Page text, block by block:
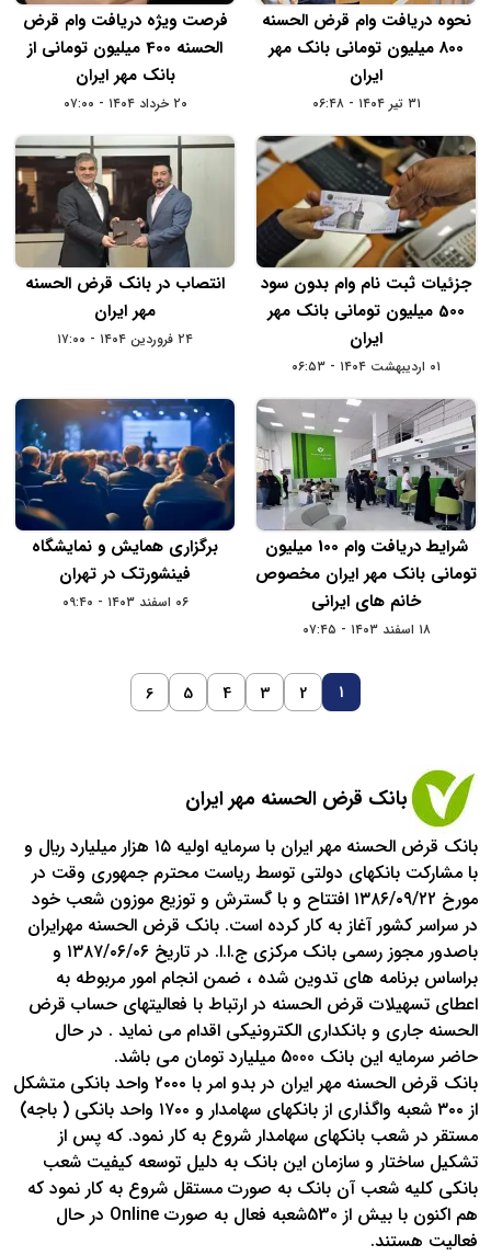
نحوه دریافت وام قرض الحسنه
800 میلیون تومانی بانک مهر
ایران
۳۱ تیر ۱۴۰۴ - ۰۶:۴۸
فرصت ویژه دریافت وام قرض
الحسنه 400 میلیون تومانی از
بانک مهر ایران
۲۰ خرداد ۱۴۰۴ - ۰۷:۰۰
جزئیات ثبت نام وام بدون سود
500 میلیون تومانی بانک مهر
ایران
۰۱ اردیبهشت ۱۴۰۴ - ۰۶:۵۳
انتصاب در بانک قرض‌ الحسنه
مهر ایران
۲۴ فروردین ۱۴۰۴ - ۱۷:۰۰
شرایط دریافت وام 100 میلیون
تومانی بانک مهر ایران مخصوص
خانم های ایرانی
۱۸ اسفند ۱۴۰۳ - ۰۷:۴۵
برگزاری همایش و نمایشگاه
فینشورتک در تهران
۰۶ اسفند ۱۴۰۳ - ۰۹:۴۰
1
2
3
4
5
6
بانک قرض الحسنه مهر ایران
بانک قرض الحسنه مهر ایران با سرمایه اولیه ۱۵ هزار ميليارد ريال و
با مشارکت بانکهاي دولتي توسط رياست محترم جمهوري وقت در
مورخ ۱۳۸۶/۰۹/۲۲ افتتاح و با گسترش و توزيع موزون شعب خود
در سراسر كشور آغاز به كار كرده است. بانك قرض الحسنه مهرايران
باصدور مجوز رسمي بانك مركزي ج.ا.ا. در تاريخ ۱۳۸۷/۰۶/۰۶ و
براساس برنامه هاي تدوين شده ، ضمن انجام امور مربوطه به
اعطاي تسهيلات قرض الحسنه در ارتباط با فعاليتهاي حساب قرض
الحسنه جاري و بانكداري الكترونيكي اقدام مي نمايد . در حال
حاضر سرمایه این بانک 5000 میلیارد تومان می باشد.
بانک قرض الحسنه مهر ایران در بدو امر با ۲۰۰۰ واحد بانکی متشکل
از ۳۰۰ شعبه واگذاری از بانكهاي سهامدار و ۱۷۰۰ واحد بانكي ( باجه)
مستقر در شعب بانكهای سهامدار شروع به كار نمود. كه پس از
تشكيل ساختار و سازمان اين بانك به دليل توسعه كيفيت شعب
بانكی كليه شعب آن بانك به صورت مستقل شروع به كار نمود كه
هم اكنون با بيش از 530شعبه فعال به صورت Online در حال
فعاليت هستند.